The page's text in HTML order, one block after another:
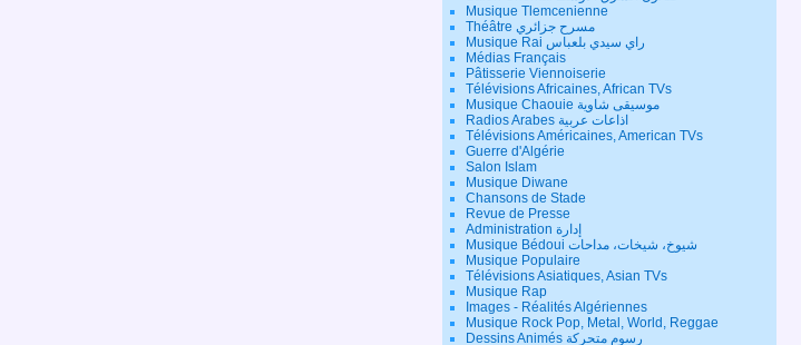
Musique Tlemcenienne
Théâtre مسرح جزائري
Musique Rai راي سيدي بلعباس
Médias Français
Pâtisserie Viennoiserie
Télévisions Africaines, African TVs
Musique Chaouie موسيقى شاوية
Radios Arabes اذاعات عربية
Télévisions Américaines, American TVs
Guerre d'Algérie
Salon Islam
Musique Diwane
Chansons de Stade
Revue de Presse
Administration إدارة
Musique Bédoui شيوخ، شيخات، مداحات
Musique Populaire
Télévisions Asiatiques, Asian TVs
Musique Rap
Images - Réalités Algériennes
Musique Rock Pop, Metal, World, Reggae
Dessins Animés رسوم متحركة